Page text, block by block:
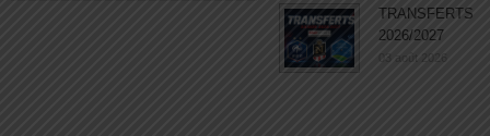
TRANSFERTS
2026/2027
03 août 2026